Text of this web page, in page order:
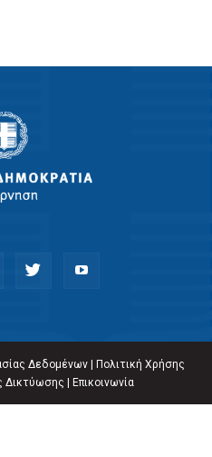
Δεδομένων| Πολιτική Χρήσης
Δικτύωσης | Επικοινωνία